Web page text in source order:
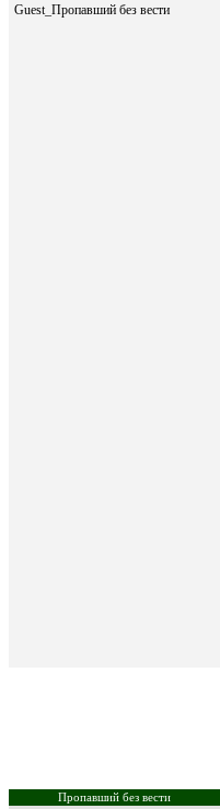
Guest_Пропавший без вести
Пропавший без вести